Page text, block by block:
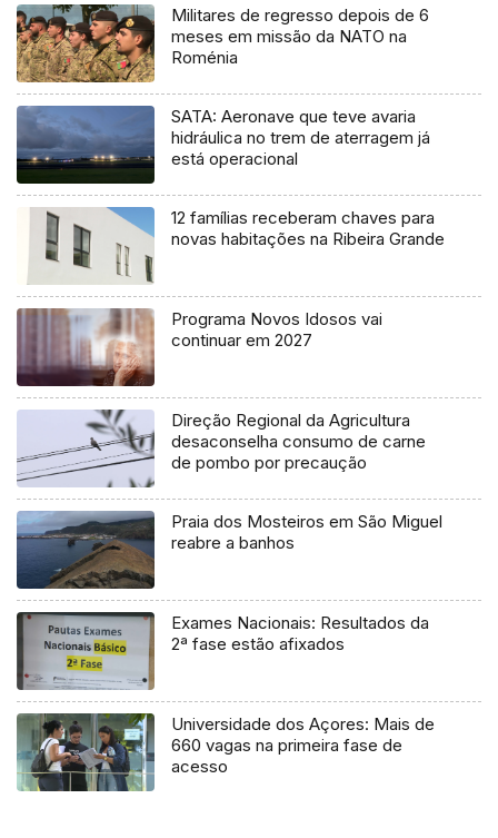
Militares de regresso depois de 6
meses em missão da NATO na
Roménia
SATA: Aeronave que teve avaria
hidráulica no trem de aterragem já
está operacional
12 famílias receberam chaves para
novas habitações na Ribeira Grande
Programa Novos Idosos vai
continuar em 2027
Direção Regional da Agricultura
desaconselha consumo de carne
de pombo por precaução
Praia dos Mosteiros em São Miguel
reabre a banhos
Exames Nacionais: Resultados da
2ª fase estão afixados
Universidade dos Açores: Mais de
660 vagas na primeira fase de
acesso